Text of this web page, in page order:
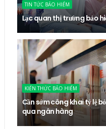
TIN TỨC BẢO HIỂM
Lạc quan thị trường bảo
KIẾN THỨC BẢO HIỂM
Cần sớm công khai tỷ lệ
qua ngân hàng